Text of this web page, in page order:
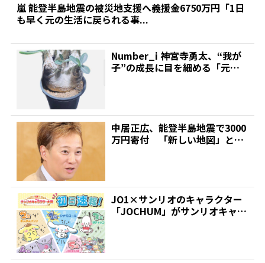
嵐 能登半島地震の被災地支援へ義援金6750万円「1日
も早く元の生活に戻られる事...
Number_i 神宮寺勇太、“我が
子”の成長に目を細める「元気
中居正広、能登半島地震で3000
万円寄付 「新しい地図」と日
JO1×サンリオのキャラクター
「JOCHUM」がサンリオキャラ